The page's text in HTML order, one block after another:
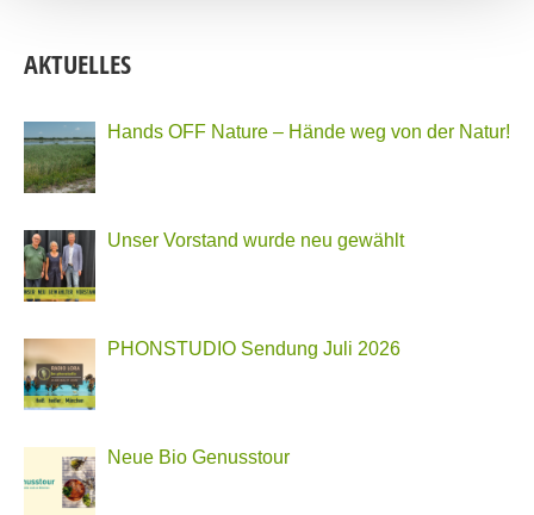
AKTUELLES
Hands OFF Nature – Hände weg von der Natur!
Unser Vorstand wurde neu gewählt
PHONSTUDIO Sendung Juli 2026
Neue Bio Genusstour